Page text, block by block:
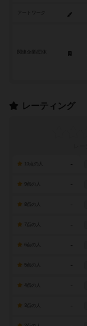
アートワーク
レーティング
-
-
-
7点の人 -
-
-
-
-